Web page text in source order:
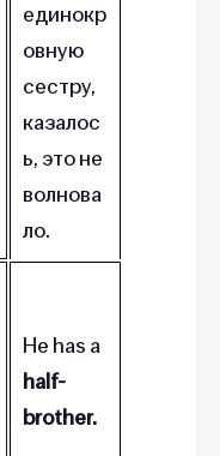
единокр
овную
сестру,
казалос
ь, это не
волнова
ло.
He has a
half-
brother.